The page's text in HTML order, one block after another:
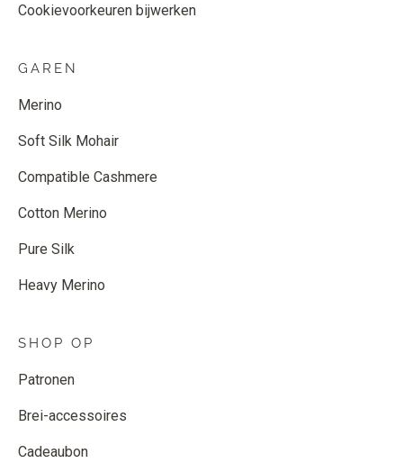
Cookievoorkeuren bijwerken
GAREN
Merino
Soft Silk Mohair
Compatible Cashmere
Cotton Merino
Pure Silk
Heavy Merino
SHOP OP
Patronen
Brei-accessoires
Cadeaubon